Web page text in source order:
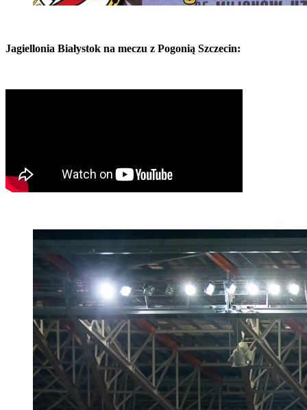
Jagiellonia Białystok na meczu z Pogonią Szczecin: